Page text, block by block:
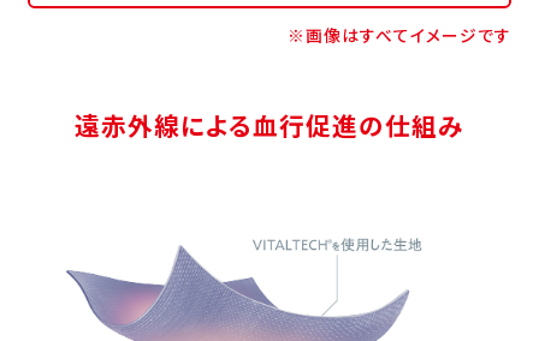
※画像はすべてイメージです
遠赤外線による血行促進の仕組み